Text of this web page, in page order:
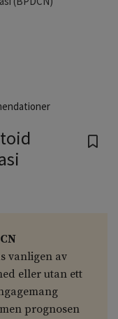
vanligen av
eller utan ett
prognosen